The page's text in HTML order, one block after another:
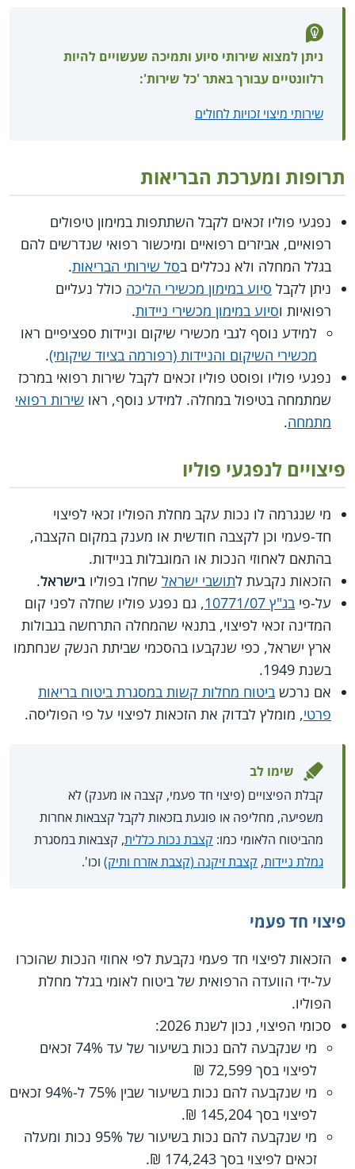
ניתן למצוא שירותי סיוע ותמיכה שעשויים להיות
רלוונטיים עבורך באתר 'כל שירות':
שירותי מיצוי זכויות לחולים
תרופות ומערכת הבריאות
נפגעי פוליו זכאים לקבל השתתפות במימון טיפולים
רפואיים, אביזרים רפואיים ומיכשור רפואי שנדרשים להם
בגלל המחלה ולא נכללים בסל שירותי הבריאות.
ניתן לקבל סיוע במימון מכשירי הליכה כולל נעליים
רפואיות וסיוע במימון מכשירי ניידות.
למידע נוסף לגבי מכשירי שיקום וניידות ספציפיים ראו
מכשירי השיקום והניידות (רפורמה בציוד שיקומי).
נפגעי פוליו ופוסט פוליו זכאים לקבל שירות רפואי במרכז
שמתמחה בטיפול במחלה. למידע נוסף, ראו שירות רפואי
מתמחה.
פיצויים לנפגעי פוליו
מי שנגרמה לו נכות עקב מחלת הפוליו זכאי לפיצוי
חד-פעמי וכן לקצבה חודשית או מענק במקום הקצבה,
בהתאם לאחוזי הנכות או המוגבלות בניידות.
הזכאות נקבעת לתושבי ישראל שחלו בפוליו בישראל.
על-פי בג"ץ 10771/07
, גם נפגע פוליו שחלה לפני קום
המדינה זכאי לפיצוי, בתנאי שהמחלה התרחשה בגבולות
ארץ ישראל, כפי שנקבעו בהסכמי שביתת הנשק שנחתמו
בשנת 1949.
אם נרכש ביטוח מחלות קשות במסגרת ביטוח בריאות
פרטי, מומלץ לבדוק את הזכאות לפיצוי על פי הפוליסה.
שימו לב
קבלת הפיצויים (פיצוי חד פעמי, קצבה או מענק) לא
משפיעה, מחליפה או פוגעת בזכאות לקבל קצבאות אחרות
מהביטוח הלאומי כמו: קצבת נכות כללית, קצבאות במסגרת
גמלת ניידות, קצבת זיקנה (קצבת אזרח ותיק) וכו'.
פיצוי חד פעמי
הזכאות לפיצוי חד פעמי נקבעת לפי אחוזי הנכות שהוכרו
על-ידי הוועדה הרפואית של ביטוח לאומי בגלל מחלת
הפוליו.
סכומי הפיצוי, נכון לשנת 2026:
מי שנקבעה להם נכות בשיעור של עד 74% זכאים
לפיצוי בסך 72,599 ₪
מי שנקבעה להם נכות בשיעור שבין 75% ל-94% זכאים
לפיצוי בסך 145,204 ₪.
מי שנקבעה להם נכות בשיעור של 95% נכות ומעלה
זכאים לפיצוי בסך 174,243 ₪.